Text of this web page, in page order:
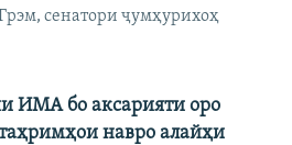
сенатори ҷумҳурихоҳ
ИМА бо аксарияти оро
навро алайҳи